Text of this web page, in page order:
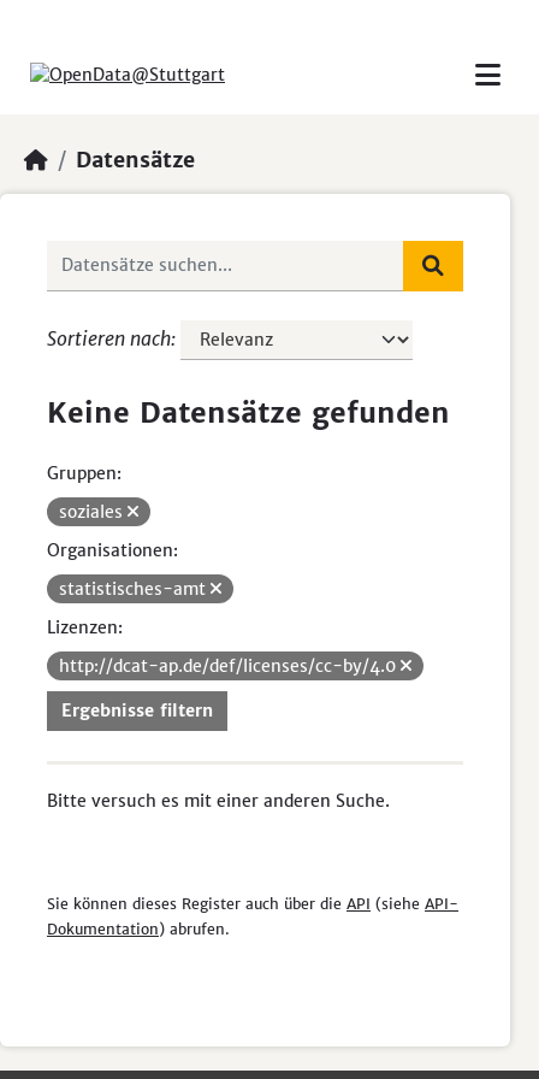
Datensätze
Sortieren nach
Keine Datensätze gefunden
Gruppen:
soziales
Organisationen:
statistisches-amt
Lizenzen:
http://dcat-ap.de/def/licenses/cc-by/4.0
Ergebnisse filtern
Bitte versuch es mit einer anderen Suche.
Sie können dieses Register auch über die API (siehe API-
Dokumentation) abrufen.